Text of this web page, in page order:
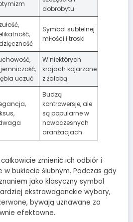
dobrobytu
Symbol subtelnej
miłości i troski
uczuć
W niektórych
krajach kojarzone
z żałobą
Budzą
kontrowersje, ale
są popularne w
nowoczesnych
aranżacjach
zmienić ich odbiór i
w bukiecie ślubnym. Podczas gdy
jako klasyczny symbol
ekstrawaganckie wybory,
bywają uznawane za
efektowne.